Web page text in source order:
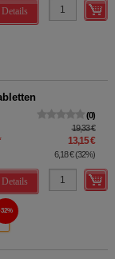
Details
0
19,33 €
13,15 €
6,18 €(32%)
Details
32%